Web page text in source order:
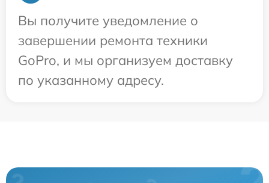
Вы получите уведомление о
завершении ремонта техники
GoPro, и мы организуем доставку
по указанному адресу.